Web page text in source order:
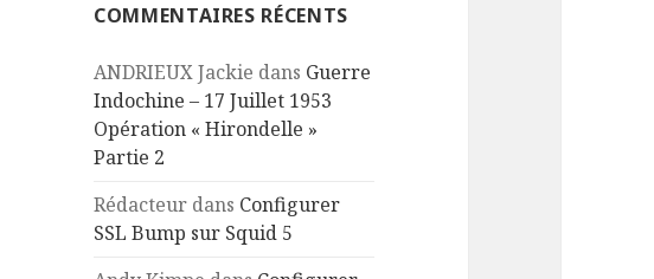
COMMENTAIRES RÉCENTS
ANDRIEUX Jackie dans Guerre
Indochine – 17 Juillet 1953
Opération « Hirondelle »
Partie 2
Rédacteur dans Configurer
SSL Bump sur Squid 5